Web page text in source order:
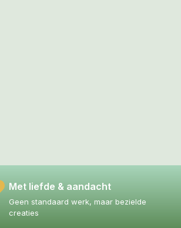
Met liefde & aandacht
Geen standaard werk, maar bezielde
creaties